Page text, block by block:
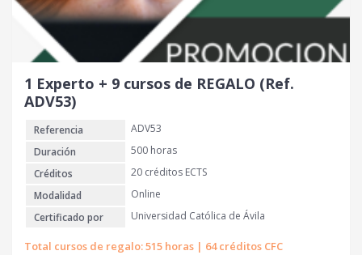
n
a
e
r
l
e
s
:
1
€
1 Experto + 9 cursos de REGALO (Ref.
ADV53)
Referencia
ADV53
Duración
500 horas
Créditos
20 créditos ECTS
Modalidad
Online
Certificado por
Universidad Católica de Ávila
Total cursos de regalo: 515 horas | 64 créditos CFC